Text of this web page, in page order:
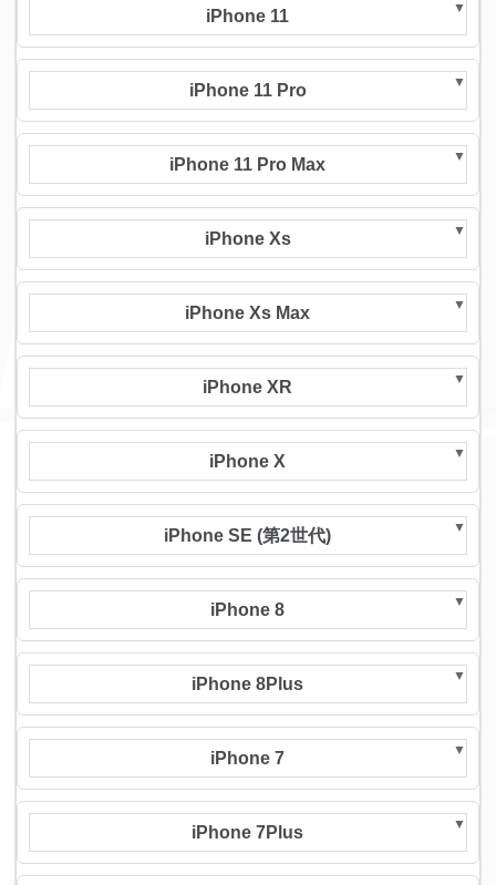
iPhone 11
iPhone 11 Pro
iPhone 11 Pro Max
iPhone Xs
iPhone Xs Max
iPhone XR
iPhone X
iPhone SE (第2世代)
iPhone 8
iPhone 8Plus
iPhone 7
iPhone 7Plus